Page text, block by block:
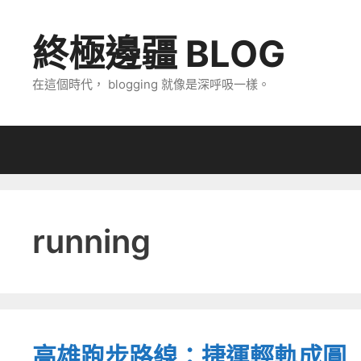
終極邊疆 BLOG
在這個時代， blogging 就像是深呼吸一樣。
running